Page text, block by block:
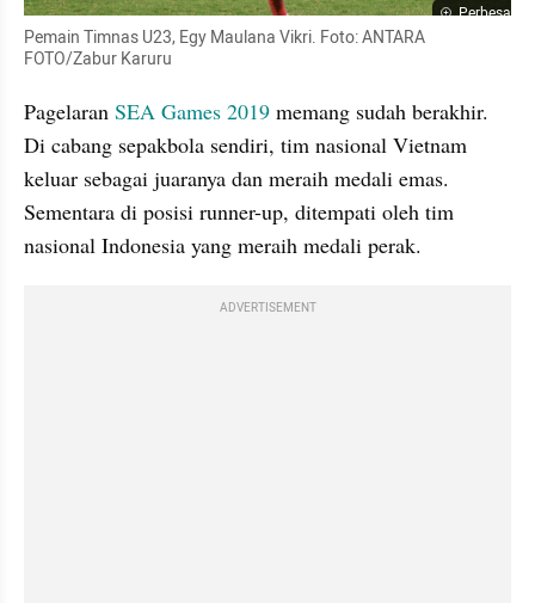
Perbesar
Pemain Timnas U23, Egy Maulana Vikri. Foto: ANTARA
FOTO/Zabur Karuru
Pagelaran SEA Games 2019 memang sudah berakhir.
Di cabang sepakbola sendiri, tim nasional Vietnam
keluar sebagai juaranya dan meraih medali emas.
Sementara di posisi runner-up, ditempati oleh tim
nasional Indonesia yang meraih medali perak.
ADVERTISEMENT